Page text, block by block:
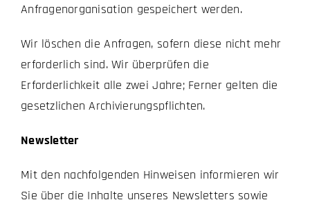
Anfragenorganisation gespeichert werden.
Wir löschen die Anfragen, sofern diese nicht mehr
erforderlich sind. Wir überprüfen die
Erforderlichkeit alle zwei Jahre; Ferner gelten die
gesetzlichen Archivierungspflichten.
Newsletter
Mit den nachfolgenden Hinweisen informieren wir
Sie über die Inhalte unseres Newsletters sowie